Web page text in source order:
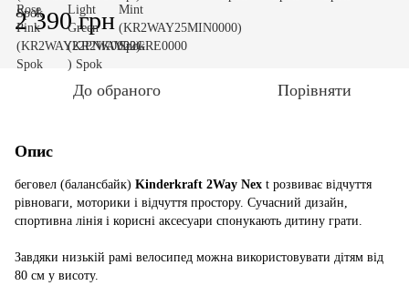
2 390 грн
До обраного Порівняти
Опис
беговел (балансбайк) Kinderkraft 2Way Nex t розвиває відчуття
рівноваги, моторики і відчуття простору. Сучасний дизайн,
спортивна лінія і корисні аксесуари спонукають дитину грати.
Завдяки низькій рамі велосипед можна використовувати дітям від
80 см у висоту.